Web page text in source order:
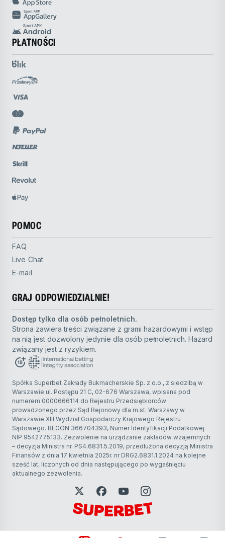
PŁATNOŚCI
POMOC
FAQ
Live Chat
E-mail
GRAJ ODPOWIEDZIALNIE!
Dostęp tylko dla osób pełnoletnich.
Strona zawiera treści związane z grami hazardowymi i wstęp
na nią jest dozwolony jedynie dla osób pełnoletnich. Hazard
związany jest z ryzykiem.
Spółka Superbet Zakłady Bukmacherskie Sp. z o.o., z siedzibą w
Warszawie ul. Postępu 21 C, 02-676 Warszawa, wpisana pod
numerem 0000666114 do Rejestru Przedsiębiorców
prowadzonego przez Sąd Rejonowy dla m.st. Warszawy w
Warszawie XIII Wydział Gospodarczy Krajowego Rejestru
Sądowego. REGON 366704393, Numer Identyfikacji Podatkowej
NIP 9542775133. Zezwolenie na urządzanie zakładów wzajemnych
– decyzja Ministra nr. PS4.6831.5.2019, przedłużona decyzją Ministra
Finansów z dnia 17 kwietnia 2025r. nr DRG2.6831.1.2024 na kolejne
sześć lat, liczonych od dnia następującego po wygaśnięciu
aktualnego zezwolenia.